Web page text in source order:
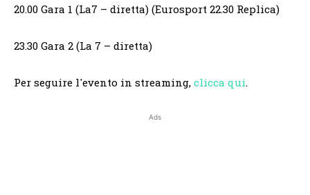
20.00 Gara 1 (La7 – diretta) (Eurosport 22.30 Replica)
23.30 Gara 2 (La 7 – diretta)
Per seguire l'evento in streaming, clicca qui.
Ads